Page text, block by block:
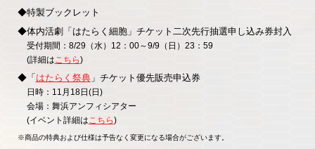
◆特製ブックレット
◆体内活劇「はたらく細胞」チケット二次先行抽選申し込み券封入
受付期間：8/29（水）12：00～9/9（日）23：59
(詳細は こちら)
◆「 はたらく祭典」チケット優先販売申込券
日時：11月18日(日)
会場：舞浜アンフィシアター
(イベント詳細はこちら)
※商品の特典および仕様は予告なく変更になる場合がございます。